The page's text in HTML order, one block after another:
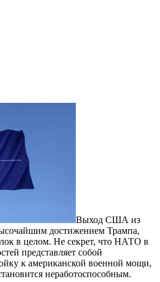
Выход США из
достижением Трампа,
в целом. Не секрет, что НАТО в
представляет собой
к американской военной мощи,
неработоспособным.